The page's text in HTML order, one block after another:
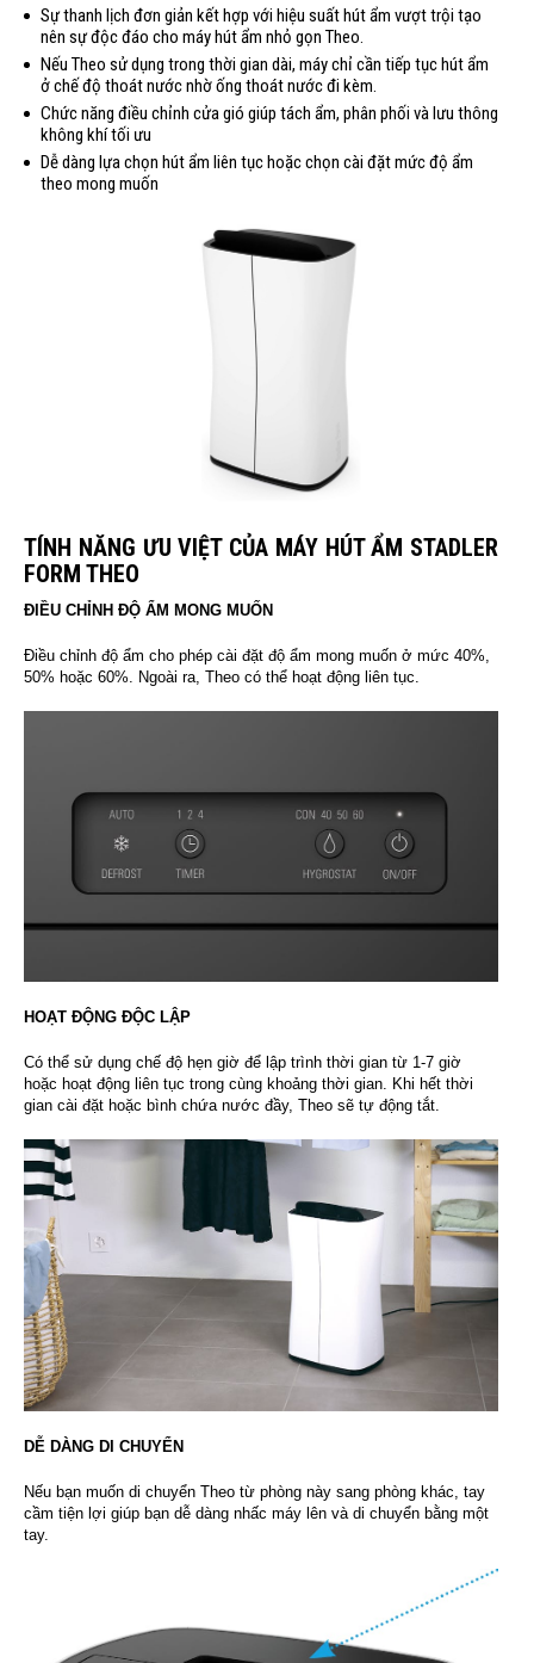
Sự thanh lịch đơn giản kết hợp với hiệu suất hút ẩm vượt trội tạo
nên sự độc đáo cho máy hút ẩm nhỏ gọn Theo.
Nếu Theo sử dụng trong thời gian dài, máy chỉ cần tiếp tục hút ẩm
ở chế độ thoát nước nhờ ống thoát nước đi kèm.
Chức năng điều chỉnh cửa gió giúp tách ẩm, phân phối và lưu thông
không khí tối ưu
Dễ dàng lựa chọn hút ẩm liên tục hoặc chọn cài đặt mức độ ẩm
theo mong muốn
TÍNH NĂNG ƯU VIỆT CỦA MÁY HÚT ẨM STADLER
FORM THEO
ĐIỀU CHỈNH ĐỘ ẨM MONG MUỐN
Điều chỉnh độ ẩm cho phép cài đặt độ ẩm mong muốn ở mức 40%,
50% hoặc 60%. Ngoài ra, Theo có thể hoạt động liên tục.
HOẠT ĐỘNG ĐỘC LẬP
Có thể sử dụng chế độ hẹn giờ để lập trình thời gian từ 1-7 giờ
hoặc hoạt động liên tục trong cùng khoảng thời gian. Khi hết thời
gian cài đặt hoặc bình chứa nước đầy, Theo sẽ tự động tắt.
DỄ DÀNG DI CHUYỂN
Nếu bạn muốn di chuyển Theo từ phòng này sang phòng khác, tay
cầm tiện lợi giúp bạn dễ dàng nhấc máy lên và di chuyển bằng một
tay.